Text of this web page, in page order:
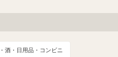
酒・日用品・コンビニ